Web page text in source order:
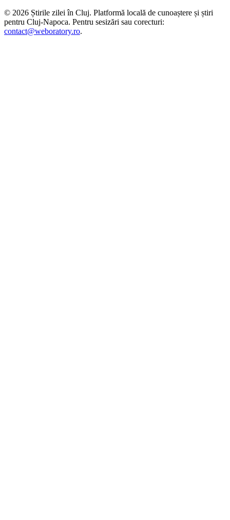
© 2026 Știrile zilei în Cluj. Platformă locală de cunoaștere și știri
pentru Cluj-Napoca. Pentru sesizări sau corecturi:
contact@weboratory.ro.